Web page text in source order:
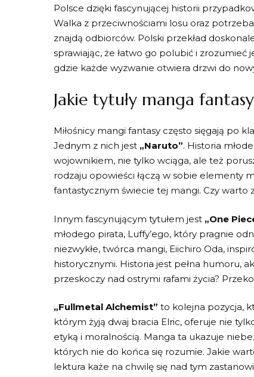
Polsce dzięki fascynującej ​historii
Walka⁣ z​ przeciwnościami losu ‍oraz⁣
znajdą odbiorców. Polski ​przekład
sprawiając, ​że‍ łatwo ‌go polubić i
gdzie każde wyzwanie otwiera drzwi‍ do
Jakie tytuły manga
Miłośnicy mangi fantasy‌ często sięgają po
Jednym z⁤ nich ​jest​ „Naruto”. ​Historia
⁣wojownikiem,⁤ nie‌ tylko​ wciąga, ale ‌też​
rodzaju opowieści łączą w sobie elementy
fantastycznym świecie tej mangi. Czy
Innym fascynującym tytułem jest „One
‍młodego⁢ pirata, Luffy’ego, który pragnie
niezwykłe, twórca mangi,​ Eiichiro Oda,
historycznymi. Historia jest pełna humoru,‌
przeskoczy ​nad ostrymi rafami życia?
„Fullmetal Alchemist” to kolejna pozycja,‌
którym ​żyją⁢ dwaj bracia ‌Elric, oferuje ⁢nie
etyką ⁤i ⁢moralnością. Manga ‌ta ukazuje
‌których nie do końca się rozumie. Jakie‌
lektura każe‍ na chwilę się ⁤nad tym